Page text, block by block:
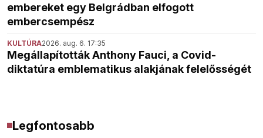
embereket egy Belgrádban elfogott
embercsempész
KULTÚRA2026. aug. 6. 17:35
Megállapították Anthony Fauci, a Covid-
diktatúra emblematikus alakjának felelősségét
Legfontosabb